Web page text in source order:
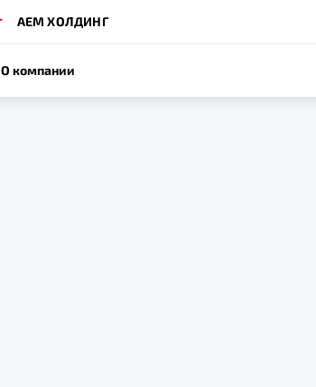
АЕМ ХОЛДИНГ
О компании